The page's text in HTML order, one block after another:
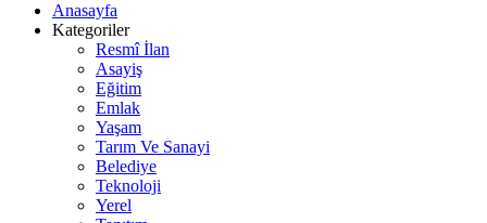
Anasayfa
Kategoriler
Resmî İlan
Asayiş
Eğitim
Emlak
Yaşam
Tarım Ve Sanayi
Belediye
Teknoloji
Yerel